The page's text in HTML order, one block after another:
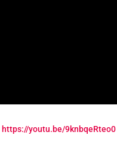
https://youtu.be/9knbqeRteo0